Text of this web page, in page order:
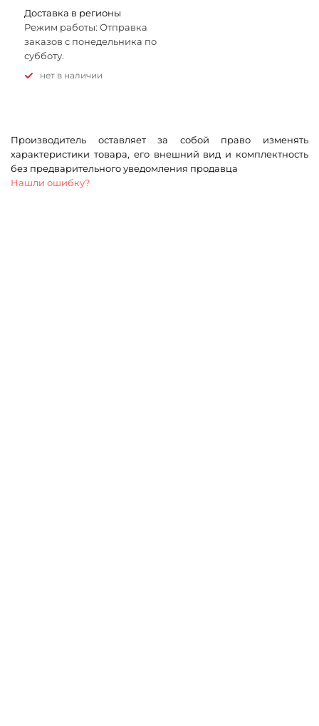
Доставка в регионы
Режим работы: Отправка
заказов с понедельника по
субботу.
Нет в наличии
Производитель оставляет за собой право изменять
характеристики товара, его внешний вид и комплектность
без предварительного уведомления продавца
Нашли ошибку?